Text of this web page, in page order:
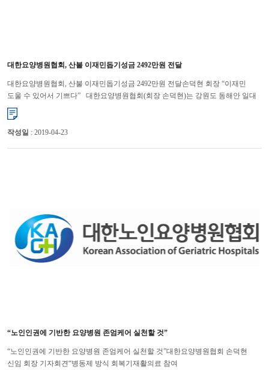
대한요양병원협회, 산불 이재민돕기성금 2492만원 전달
대한요양병원협회, 산불 이재민돕기성금 2492만원 전달손덕현 회장 “이재민
도울 수 있어서 기쁘다” 대한요양병원협회(회장 손덕현)는 강원도 동해안 일대
대형 산불 피해자들을 돕기 위해 긴급 구호성금 2492만원...
작성일 : 2019-04-23
“노인인권에 기반한 요양병원 존엄케어 실천할 것”
“노인인권에 기반한 요양병원 존엄케어 실천할 것”대한요양병원협회 손덕현
신임 회장 기자회견“병동제 방식 회복기재활의료 참여